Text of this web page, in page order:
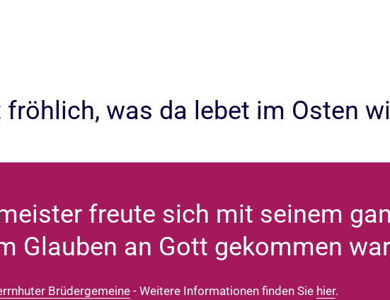
was da lebet im Osten
freute sich mit seinem
Glauben an Gott gekommen
Brüdergemeine- Weitere Informationen finden Sie hier.